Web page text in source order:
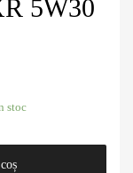
5W30
stoc